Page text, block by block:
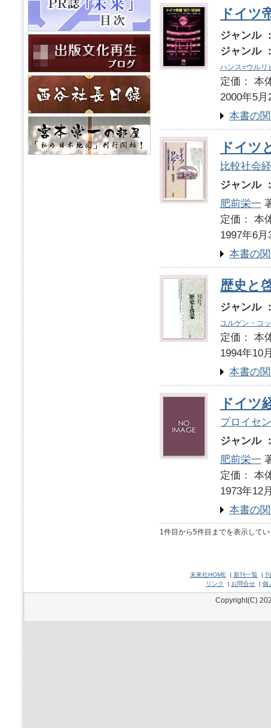
ドイツ
ジャンル
ジャンル
ハンス=ウルリ
定価：
2000年5月
本書の
ドイツ
比較社会
ジャンル
肥前栄一
定価：
1997年6月
本書の
歴史と
ジャンル
ユルゲン・コ
定価：
1994年10
本書の
ドイツ
プロイセ
ジャンル
肥前栄一
定価：
1973年12
本書の
1件目から5件目までを表示して
未來社HOME | 新刊一覧 |
リンク
| お問合せ | 個
Copyright(C)